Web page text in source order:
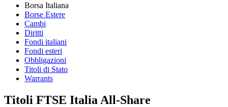
Borsa Italiana
Borse Estere
Cambi
Diritti
Fondi italiani
Fondi esteri
Obbligazioni
Titoli di Stato
Warrants
Titoli FTSE Italia All-Share